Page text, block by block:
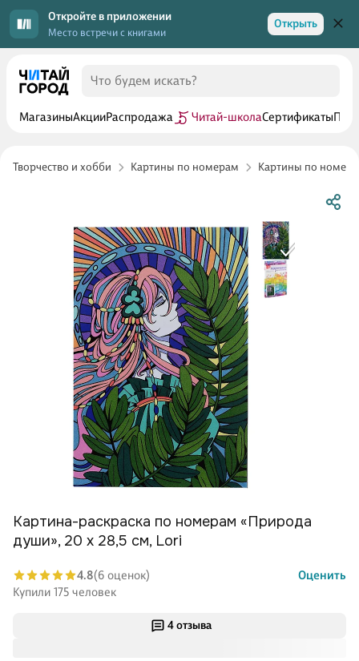
Откройте в приложении
Место встречи с книгами
Открыть
МагазиныАкцииРаспродажа Читай-школаСертификаты
Творчество и хобби Картины по номерам Картины по
4 отзыва
Картина-раскраска по номерам «Природа
души», 20 х 28,5 см, Lori
4.8(6 оценок)
Оценить
Купили 175 человек